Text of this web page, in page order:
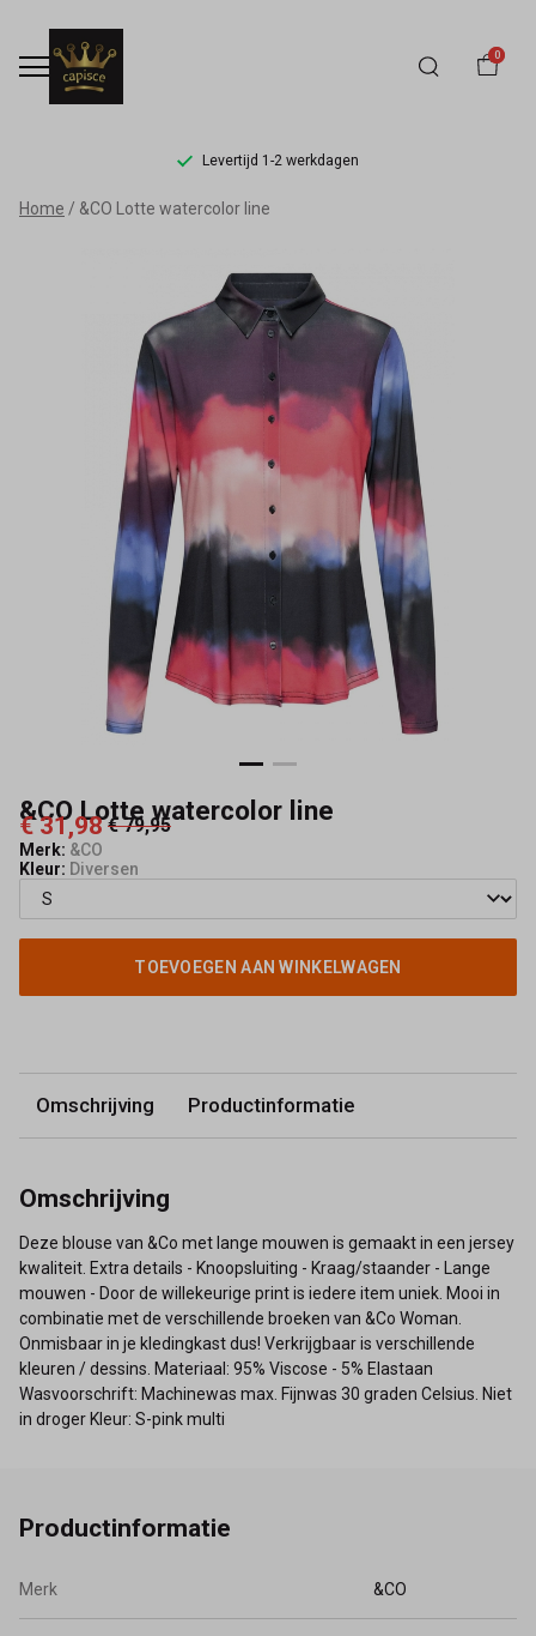
0
Levertijd 1-2 werkdagen
&CO
watercolor
Capisce
Mode
Home &CO Lotte watercolor line
&CO Lotte watercolor line
€ 31,98 € 79,95
Merk: &CO
Kleur: Diversen
TOEVOEGEN AAN WINKELWAGEN
Omschrijving Productinformatie
Omschrijving
Deze blouse van &Co met lange mouwen is gemaakt in een jersey
kwaliteit. Extra details - Knoopsluiting - Kraag/staander - Lange
mouwen - Door de willekeurige print is iedere item uniek. Mooi in
combinatie met de verschillende broeken van &Co Woman.
Onmisbaar in je kledingkast dus! Verkrijgbaar is verschillende
kleuren / dessins. Materiaal: 95% Viscose - 5% Elastaan
Wasvoorschrift: Machinewas max. Fijnwas 30 graden Celsius. Niet
in droger Kleur: S-pink multi
Productinformatie
Merk &CO